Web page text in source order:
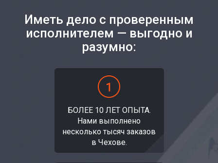
Иметь дело с проверенным
исполнителем — выгодно и
разумно:
БОЛЕЕ 10 ЛЕТ ОПЫТА.
Нами выполнено
несколько тысяч заказов
в Чехове.